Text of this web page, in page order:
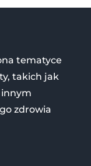
tematyce
takich jak
innym
zdrowia